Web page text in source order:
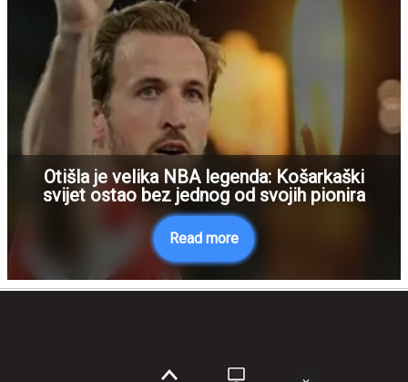
Otišla je velika NBA legenda: Košarkaški
svijet ostao bez jednog od svojih pionira
Read more